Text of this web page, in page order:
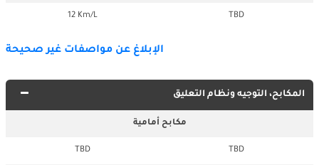
TBD
12 Km/L
الإبلاغ عن مواصفات غير صحيحة
المكابح، التوجيه ونظام التعليق
مكابح أمامية
TBD
TBD